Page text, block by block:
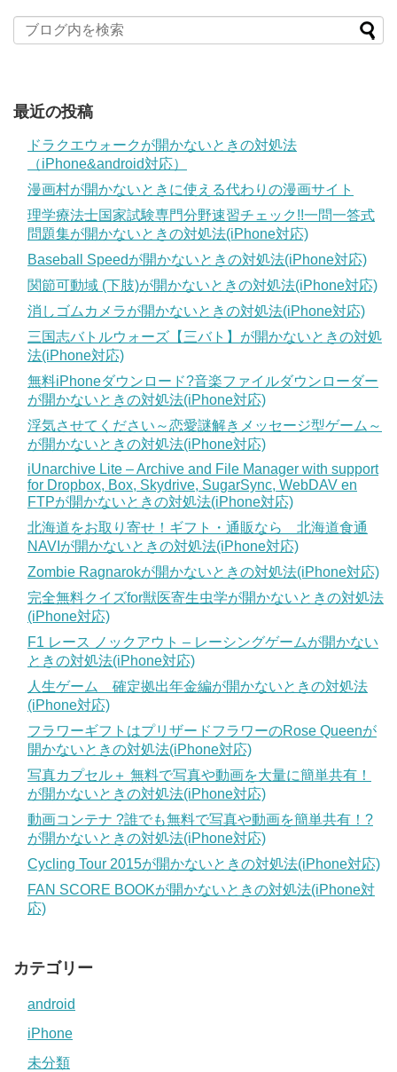
最近の投稿
ドラクエウォークが開かないときの対処法
（iPhone&android対応）
漫画村が開かないときに使える代わりの漫画サイト
理学療法士国家試験専門分野速習チェック!!一問一答式
問題集が開かないときの対処法(iPhone対応)
Baseball Speedが開かないときの対処法(iPhone対応)
関節可動域 (下肢)が開かないときの対処法(iPhone対応)
消しゴムカメラが開かないときの対処法(iPhone対応)
三国志バトルウォーズ【三バト】が開かないときの対処
法(iPhone対応)
無料iPhoneダウンロード?音楽ファイルダウンローダー
が開かないときの対処法(iPhone対応)
浮気させてください～恋愛謎解きメッセージ型ゲーム～
が開かないときの対処法(iPhone対応)
iUnarchive Lite – Archive and File Manager with support
for Dropbox, Box, Skydrive, SugarSync, WebDAV en
FTPが開かないときの対処法(iPhone対応)
北海道をお取り寄せ！ギフト・通販なら 北海道食通
NAVIが開かないときの対処法(iPhone対応)
Zombie Ragnarokが開かないときの対処法(iPhone対応)
完全無料クイズfor獣医寄生虫学が開かないときの対処法
(iPhone対応)
F1 レース ノックアウト – レーシングゲームが開かない
ときの対処法(iPhone対応)
人生ゲーム 確定拠出年金編が開かないときの対処法
(iPhone対応)
フラワーギフトはプリザードフラワーのRose Queenが
開かないときの対処法(iPhone対応)
写真カプセル＋ 無料で写真や動画を大量に簡単共有！
が開かないときの対処法(iPhone対応)
動画コンテナ ?誰でも無料で写真や動画を簡単共有！?
が開かないときの対処法(iPhone対応)
Cycling Tour 2015が開かないときの対処法(iPhone対応)
FAN SCORE BOOKが開かないときの対処法(iPhone対
応)
カテゴリー
android
iPhone
未分類